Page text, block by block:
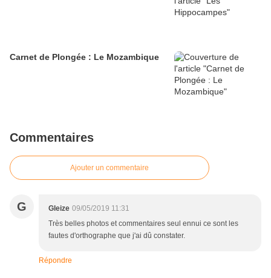
Carnet de Plongée : Le Mozambique
Commentaires
Ajouter un commentaire
G Gleize 09/05/2019 11:31
Très belles photos et commentaires seul ennui ce sont les
fautes d'orthographe que j'ai dû constater.
Répondre